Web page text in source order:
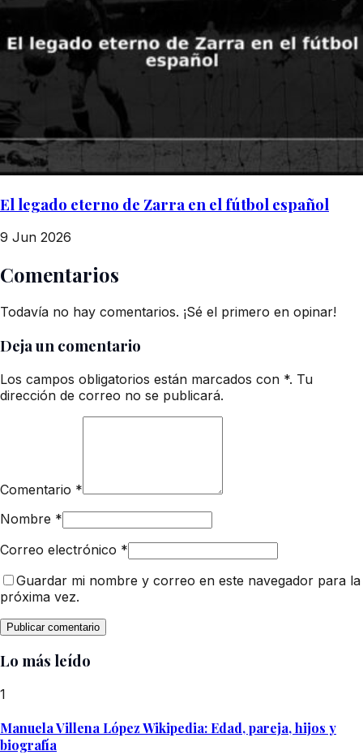
El legado eterno de Zarra en el fútbol español
9 Jun 2026
Comentarios
Todavía no hay comentarios. ¡Sé el primero en opinar!
Deja un comentario
Los campos obligatorios están marcados con *. Tu
dirección de correo no se publicará.
Comentario *
Nombre *
Correo electrónico *
Guardar mi nombre y correo en este navegador para la
próxima vez.
Lo más leído
1
Manuela Villena López Wikipedia: Edad, pareja, hijos y
biografía